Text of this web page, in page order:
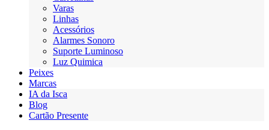
Varas
Linhas
Acessórios
Alarmes Sonoro
Suporte Luminoso
Luz Quimica
Peixes
Marcas
IA da Isca
Blog
Cartão Presente